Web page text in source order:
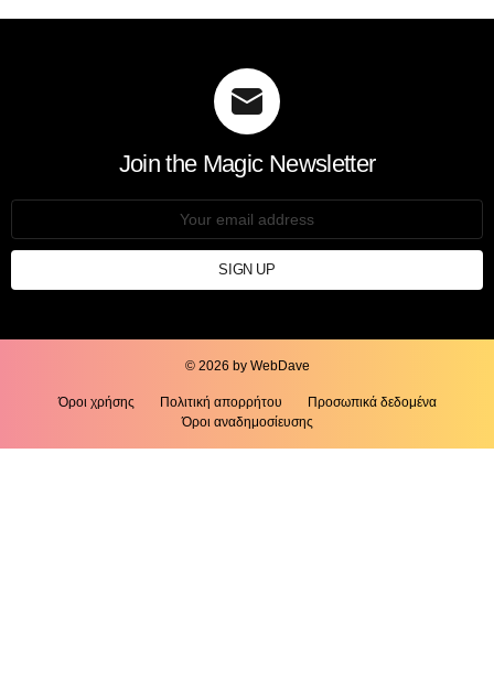
Join the Magic Newsletter
© 2026 by WebDave
Όροι χρήσης Πολιτική απορρήτου
Προσωπικά δεδομένα
Όροι αναδημοσίευσης